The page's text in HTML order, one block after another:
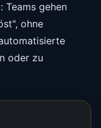
Teams gehen
ohne
oder zu